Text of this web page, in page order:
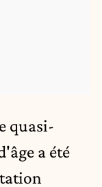
quasi-
a été